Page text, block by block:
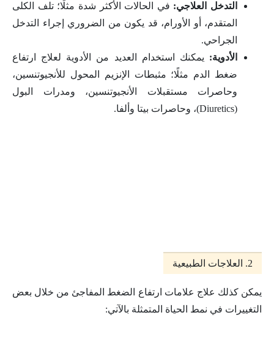
التدخل العلاجي: في الحالات الأكثر شدة مثلًا؛ تلف الكلى
المتقدم، أو الأورام، قد يكون من الضروري إجراء التدخل
الجراحي.
الأدوية: يمكنك استخدام العديد من الأدوية لعلاج ارتفاع
ضغط الدم مثلًا؛ مثبطات الإنزيم المحول للأنجيوتنسين،
وحاصرات مستقبلات الأنجيوتنسين، ومدرات البول
(Diuretics)، وحاصرات بيتا وألفا.
2. العلاجات الطبيعية
يمكن كذلك علاج علامات ارتفاع الضغط المفاجئ من خلال بعض
التغييرات في نمط الحياة المتمثلة بالآتي: